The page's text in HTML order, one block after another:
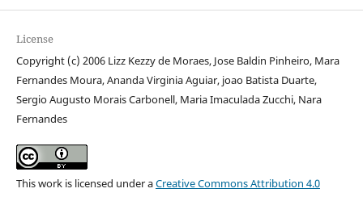
License
Copyright (c) 2006 Lizz Kezzy de Moraes, Jose Baldin Pinheiro, Mara
Fernandes Moura, Ananda Virginia Aguiar, joao Batista Duarte,
Sergio Augusto Morais Carbonell, Maria Imaculada Zucchi, Nara
Fernandes
This work is licensed under aCreative Commons Attribution 4.0